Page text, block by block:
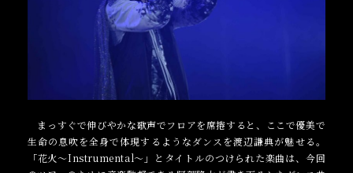
まっすぐで伸びやかな歌声でフロアを席捲すると、ここで優美で
生命の息吹を全身で体現するようなダンスを渡辺謙典が魅せる。
「花火〜Instrumental〜」とタイトルのつけられた楽曲は、今回